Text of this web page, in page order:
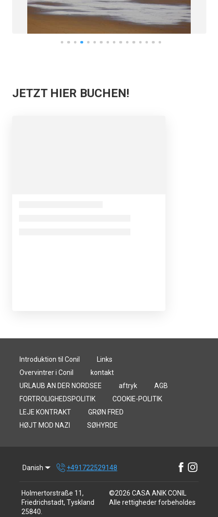
JETZT HIER BUCHEN!
Introduktion til Conil
Links
Overvintrer i Conil
kontakt
URLAUB AN DER NORDSEE
aftryk
AGB
FORTROLIGHEDSPOLITIK
COOKIE-POLITIK
LEJE KONTRAKT
GRØN FRED
HØJT MOD NAZI
SØHYRDE
Danish +491722529148
Holmertorstraße 11,
Friedrichstadt, Tyskland
25840
©2026 CASA ANIK CONIL
Alle rettigheder forbeholdes